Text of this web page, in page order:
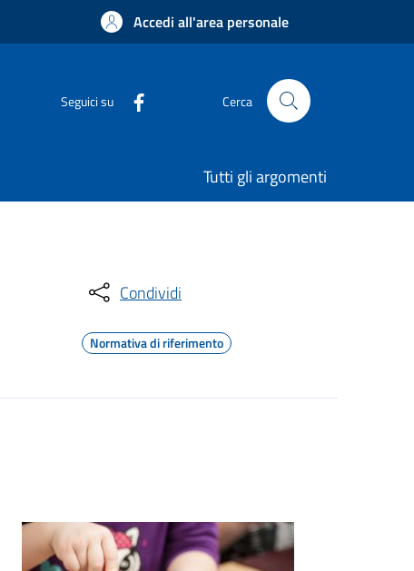
Accedi all'area personale
Seguici su Cerca
Tutti gli argomenti
Condividi
Normativa di riferimento